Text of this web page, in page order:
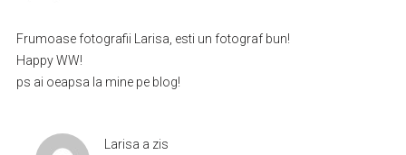
Frumoase fotografii Larisa, esti un fotograf bun!
Happy WW!
ps ai oeapsa la mine pe blog!
Larisa a zis